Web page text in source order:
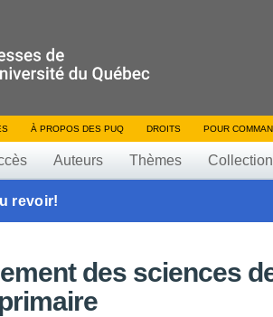
À PROPOS DES PUQ DROITS POUR
Auteurs Thèmes
revoir!
des sciences